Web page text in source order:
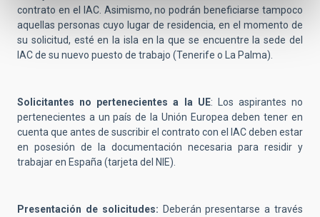
contrato en el IAC. Asimismo, no podrán beneficiarse tampoco
aquellas personas cuyo lugar de residencia, en el momento de
su solicitud, esté en la isla en la que se encuentre la sede del
IAC de su nuevo puesto de trabajo (Tenerife o La Palma).
Solicitantes no pertenecientes a la UE: Los aspirantes no
pertenecientes a un país de la Unión Europea deben tener en
cuenta que antes de suscribir el contrato con el IAC deben estar
en posesión de la documentación necesaria para residir y
trabajar en España (tarjeta del NIE).
Presentación de solicitudes: Deberán presentarse a través